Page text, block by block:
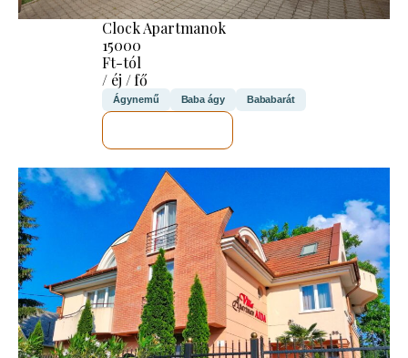
Clock Apartmanok
15000
Ft-tól
/ éj / fő
Ágynemű Baba ágy Bababarát